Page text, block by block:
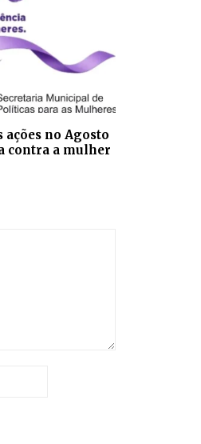
no Agosto
contra a mulher